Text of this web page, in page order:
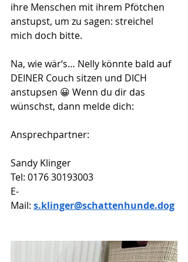
ihre Menschen mit ihrem Pfötchen
anstupst, um zu sagen: streichel
mich doch bitte.
Na, wie wär‘s… Nelly könnte bald auf
DEINER Couch sitzen und DICH
anstupsen 😀 Wenn du dir das
wünschst, dann melde dich:
Ansprechpartner:
Sandy Klinger
Tel: 0176 30193003
E-
Mail: s.klinger@schattenhunde.dog